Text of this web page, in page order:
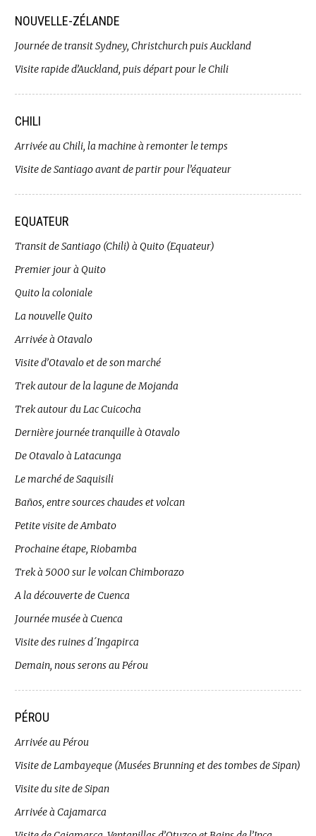
NOUVELLE-ZÉLANDE
Journée de transit Sydney, Christchurch puis Auckland
Visite rapide d’Auckland, puis départ pour le Chili
CHILI
Arrivée au Chili, la machine à remonter le temps
Visite de Santiago avant de partir pour l’équateur
EQUATEUR
Transit de Santiago (Chili) à Quito (Equateur)
Premier jour à Quito
Quito la coloniale
La nouvelle Quito
Arrivée à Otavalo
Visite d’Otavalo et de son marché
Trek autour de la lagune de Mojanda
Trek autour du Lac Cuicocha
Dernière journée tranquille à Otavalo
De Otavalo à Latacunga
Le marché de Saquisili
Baños, entre sources chaudes et volcan
Petite visite de Ambato
Prochaine étape, Riobamba
Trek à 5000 sur le volcan Chimborazo
A la découverte de Cuenca
Journée musée à Cuenca
Visite des ruines d´Ingapirca
Demain, nous serons au Pérou
PÉROU
Arrivée au Pérou
Visite de Lambayeque (Musées Brunning et des tombes de Sipan)
Visite du site de Sipan
Arrivée à Cajamarca